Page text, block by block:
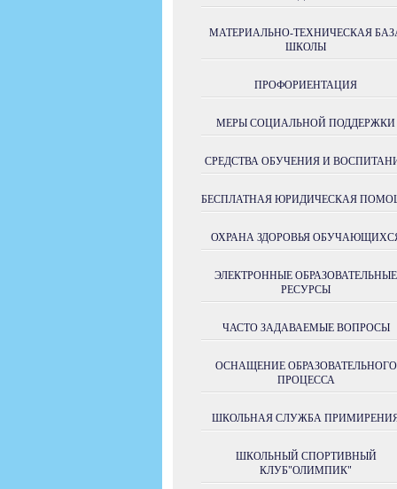
МАТЕРИАЛЬНО-ТЕХНИЧЕСКАЯ
ШКОЛЫ
ПРОФОРИЕНТАЦИЯ
МЕРЫ СОЦИАЛЬНОЙ ПОДДЕРЖКИ
СРЕДСТВА ОБУЧЕНИЯ И
БЕСПЛАТНАЯ ЮРИДИЧЕСКАЯ
ОХРАНА ЗДОРОВЬЯ
ЭЛЕКТРОННЫЕ ОБРАЗОВАТЕЛЬНЫЕ
РЕСУРСЫ
ЧАСТО ЗАДАВАЕМЫЕ ВОПРОСЫ
ОСНАЩЕНИЕ ОБРАЗОВАТЕЛЬНОГО
ПРОЦЕССА
ШКОЛЬНАЯ СЛУЖБА
ШКОЛЬНЫЙ СПОРТИВНЫЙ
КЛУБ"ОЛИМПИК"